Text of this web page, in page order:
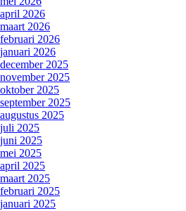
april 2026
maart 2026
februari 2026
januari 2026
december 2025
november 2025
oktober 2025
september 2025
augustus 2025
juli 2025
juni 2025
mei 2025
april 2025
maart 2025
februari 2025
januari 2025